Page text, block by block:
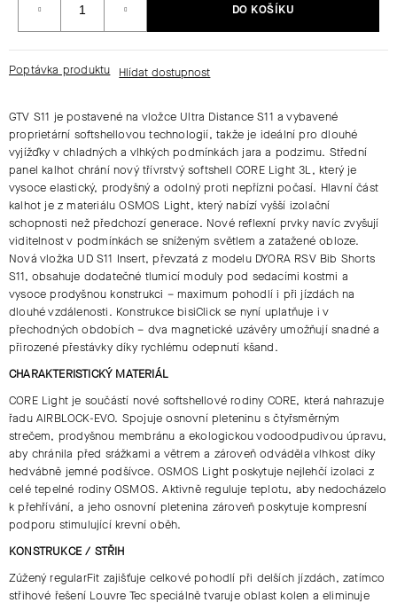
cena:
DO KOŠÍKU
Poptávka produktu
GTV S11 je postavené na vložce Ultra Distance S11 a vybavené
proprietární softshellovou technologií, takže je ideální pro dlouhé
vyjížďky v chladných a vlhkých podmínkách jara a podzimu. Střední
panel kalhot chrání nový třívrstvý softshell CORE Light 3L, který je
vysoce elastický, prodyšný a odolný proti nepřízni počasí. Hlavní část
kalhot je z materiáluOSMOS Light, který nabízí vyšší izolační
schopnosti než předchozí generace. Nové reflexní prvky navíc zvyšují
viditelnost v podmínkách se sníženým světlem a zatažené obloze.
Nová vložka UD S11 Insert, převzatá z modelu DYORA RSV Bib Shorts
S11, obsahuje dodatečné tlumicí moduly pod sedacími kostmi a
vysoce prodyšnou konstrukci – maximum pohodlí i při jízdách na
dlouhé vzdálenosti. Konstrukce bisiClick se nyní uplatňuje i v
přechodných obdobích – dva magnetické uzávěry umožňují snadné a
přirozené přestávky díky rychlému odepnutí kšand.
CHARAKTERISTICKÝ MATERIÁL
CORE Light je součástí nové softshellové rodiny CORE, která nahrazuje
řadu AIRBLOCK-EVO. Spojuje osnovní pleteninu s čtyřsměrným
strečem, prodyšnou membránu a ekologickou vodoodpudivou úpravu,
aby chránila před srážkami a větrem a zároveň odváděla vlhkost díky
hedvábně jemné podšívce. OSMOS Light poskytuje nejlehčí izolaci z
celé tepelné rodiny OSMOS. Aktivně reguluje teplotu, aby nedocházelo
k přehřívání, a jeho osnovní pletenina zároveň poskytuje kompresní
podporu stimulující krevní oběh.
KONSTRUKCE / STŘIH
Zúžený regularFit zajišťuje celkové pohodlí při delších jízdách, zatímco
střihové řešení Louvre Tec speciálně tvaruje oblast kolen a eliminuje
U
Č
U
J
M
E